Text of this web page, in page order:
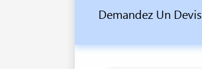
Demandez Un Devis